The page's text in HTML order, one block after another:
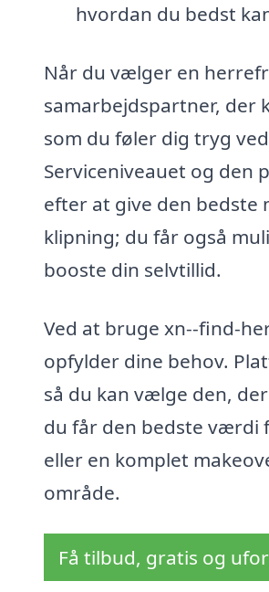
hvordan du bedst
Når du vælger en
samarbejdspartner, der
som du føler dig tryg
Serviceniveauet og
efter at give den bedste
klipning; du får også
booste din selvtillid.
Ved at bruge xn--find-
opfylder dine behov.
så du kan vælge den,
du får den bedste værdi
eller en komplet
område.
Få tilbud, gratis og